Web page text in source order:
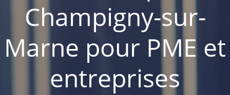
Champigny-sur-
Marne pour PME et
entreprises